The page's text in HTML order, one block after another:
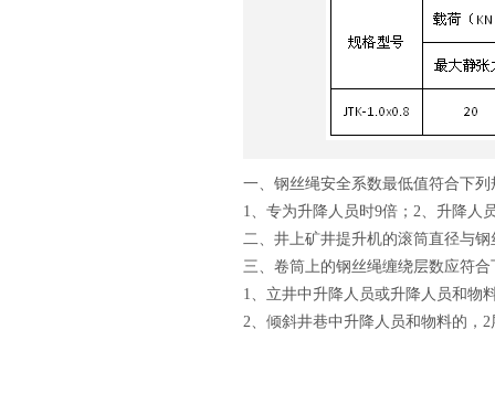
一、钢丝绳安全系数最低值符合下列
1、专为升降人员时9倍；2、升降人
二、井上矿井提升机的滚筒直径与
三、卷筒上的钢丝绳缠绕层数应符合
1、立井中升降人员或升降人员和物
2、倾斜井巷中升降人员和物料的，